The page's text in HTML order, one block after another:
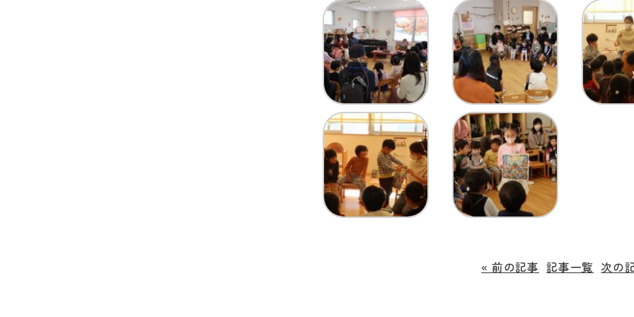
« 前の記事 記事一覧 次の